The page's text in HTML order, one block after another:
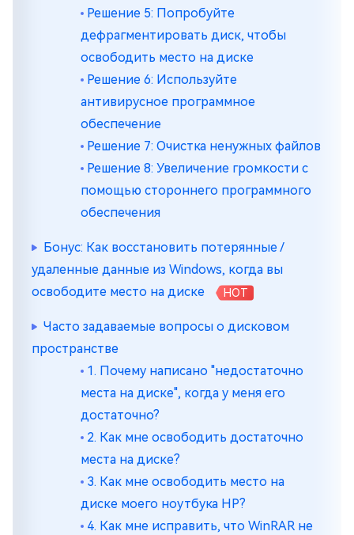
Решение 5: Попробуйте
дефрагментировать диск, чтобы
освободить место на диске
Решение 6: Используйте
антивирусное программное
обеспечение
Решение 7: Очистка ненужных файлов
Решение 8: Увеличение громкости с
помощью стороннего программного
обеспечения
Бонус: Как восстановить потерянные /
удаленные данные из Windows, когда вы
освободите место на диске
HOT
Часто задаваемые вопросы о дисковом
пространстве
1. Почему написано "недостаточно
места на диске", когда у меня его
достаточно?
2. Как мне освободить достаточно
места на диске?
3. Как мне освободить место на
диске моего ноутбука HP?
4. Как мне исправить, что WinRAR не